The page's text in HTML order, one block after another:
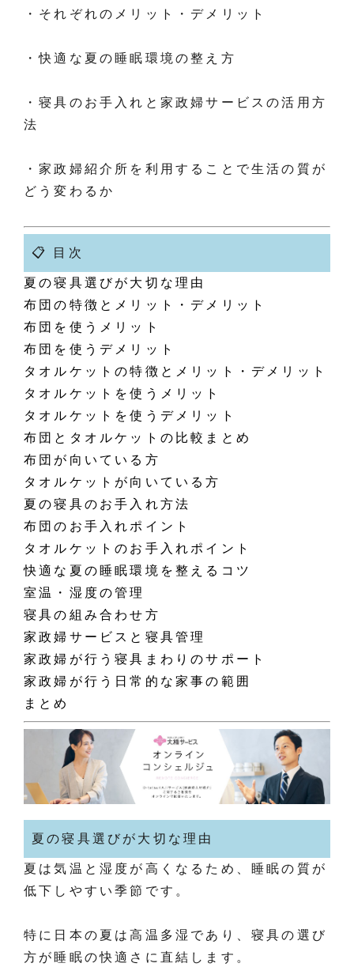
・それぞれのメリット・デメリット
・快適な夏の睡眠環境の整え方
・寝具のお手入れと家政婦サービスの活用方
法
・家政婦紹介所を利用することで生活の質が
どう変わるか
📋 目次
夏の寝具選びが大切な理由
布団の特徴とメリット・デメリット
布団を使うメリット
布団を使うデメリット
タオルケットの特徴とメリット・デメリット
タオルケットを使うメリット
タオルケットを使うデメリット
布団とタオルケットの比較まとめ
布団が向いている方
タオルケットが向いている方
夏の寝具のお手入れ方法
布団のお手入れポイント
タオルケットのお手入れポイント
快適な夏の睡眠環境を整えるコツ
室温・湿度の管理
寝具の組み合わせ方
家政婦サービスと寝具管理
家政婦が行う寝具まわりのサポート
家政婦が行う日常的な家事の範囲
まとめ
夏の寝具選びが大切な理由
夏は気温と湿度が高くなるため、睡眠の質が
低下しやすい季節です。
特に日本の夏は高温多湿であり、寝具の選び
方が睡眠の快適さに直結します。